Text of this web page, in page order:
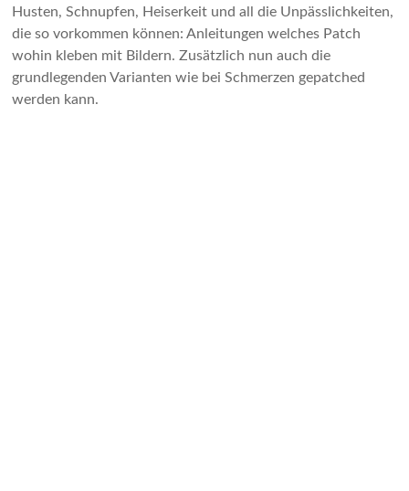
Husten, Schnupfen, Heiserkeit und all die Unpässlichkeiten,
die so vorkommen können: Anleitungen welches Patch
wohin kleben mit Bildern. Zusätzlich nun auch die
grundlegenden Varianten wie bei Schmerzen gepatched
werden kann.